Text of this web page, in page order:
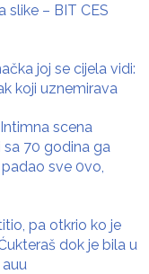
slike – BIT CES
joj se cijela vidi:
koji uznemirava
scena
sa 70 godina ga
sve 0vo,
pa otkrio ko je
dok je bila u